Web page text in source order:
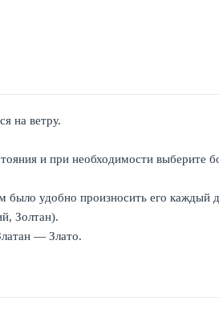
на ветру.
и при необходимости выберите
удобно произносить его каждый
Золтан).
— Злато.